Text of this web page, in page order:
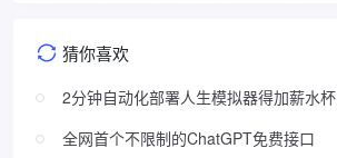
猜你喜欢
2分钟自动化部署人生模拟器得加薪水杯
全网首个不限制的ChatGPT免费接口